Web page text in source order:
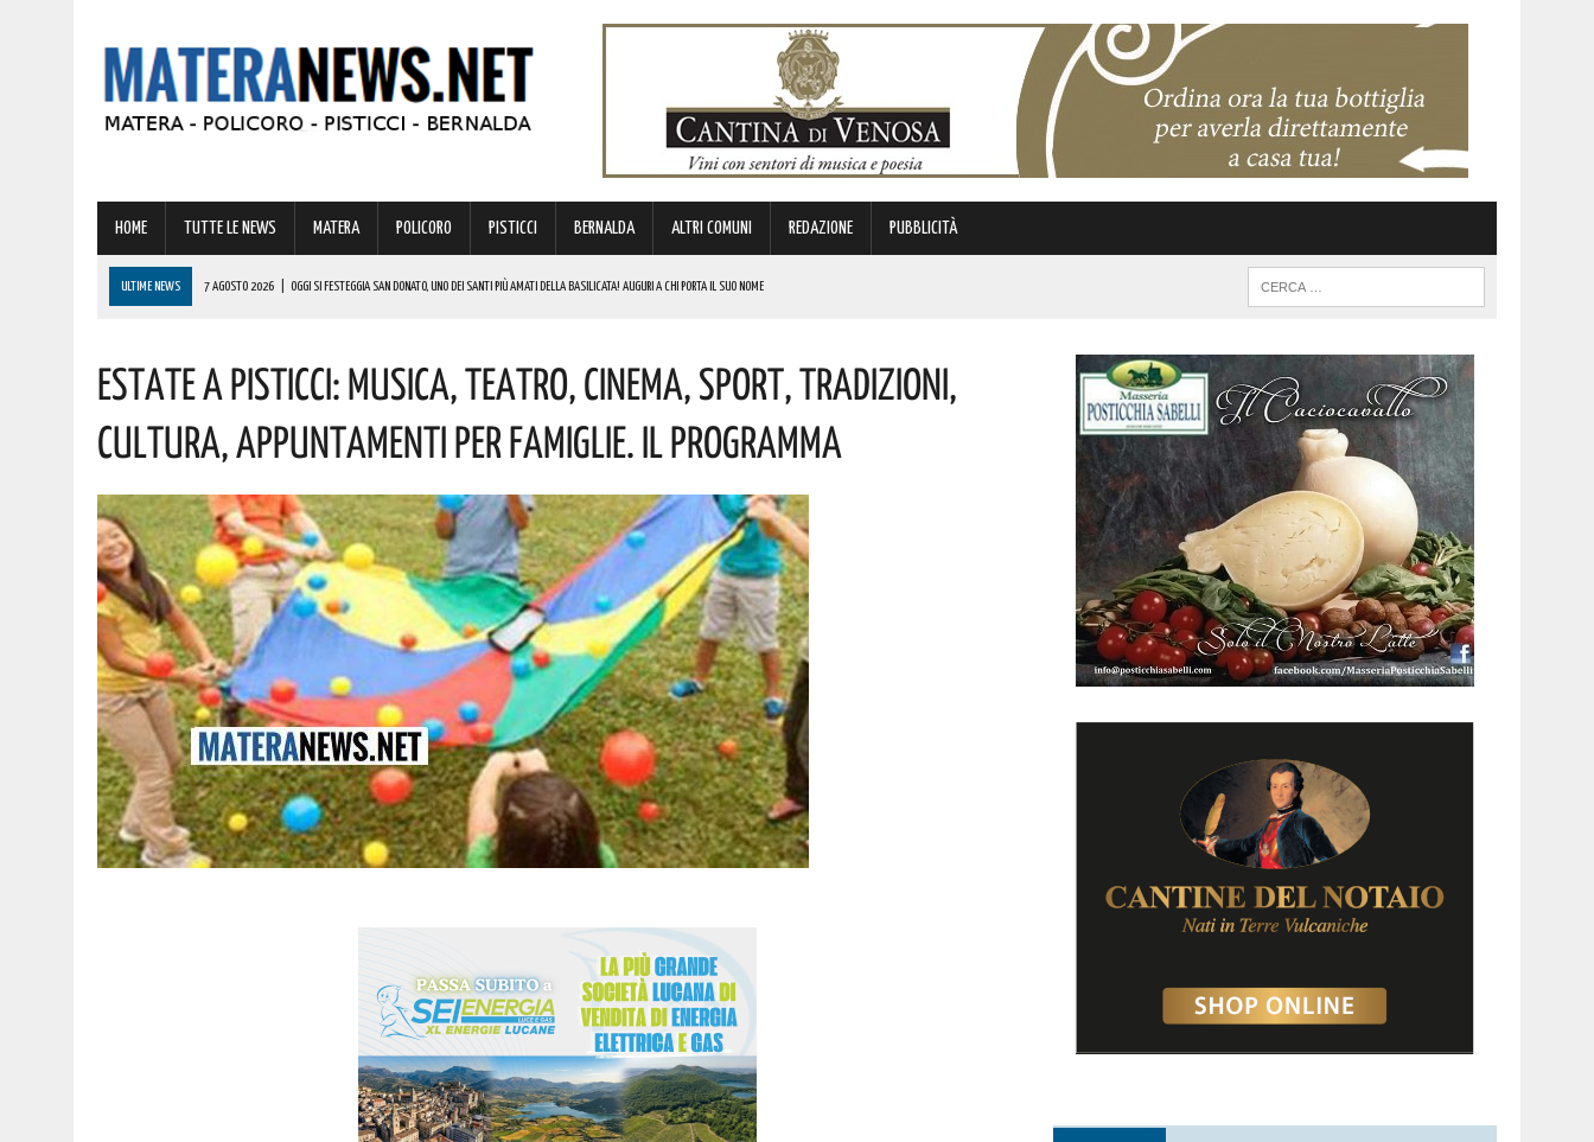
HOME TUTTE LE NEWS MATERA POLICORO PISTICCI BERNALDA ALTRI COMUNI REDAZIONE PUBBLICITÀ
ULTIME NEWS 7 AGOSTO 2026 OGGI SI FESTEGGIA SAN DONATO, UNO DEI SANTI PIÙ AMATI DELLA BASILICATA! AUGURI A CHI PORTA IL SUO NOME
6 AGOSTO 2026 BASILICATA: PER LE IMPRESE VIVAISTICHE FORESTALI UN NUOVO STRUMENTO DI SOSTEGNO AGLI INVESTIMENTI. I DETTAGLI
7 AGOSTO 2026 | MINI-VITALIZI IN BASILICATA: ESPLODE LA PROTESTA DEI GIOVANI. LE ULTIME NOTIZIE
Estate A Pisticci: Musica, Teatro, Cinema, Sport, Tradizioni,
Cultura, Appuntamenti Per Famiglie. Il Programma